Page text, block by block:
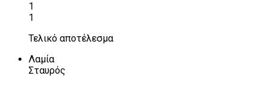
1
1
Τελικό αποτέλεσμα
Λαμία
Σταυρός